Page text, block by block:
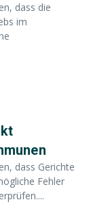
dass die
im
dass Gerichte
Fehler